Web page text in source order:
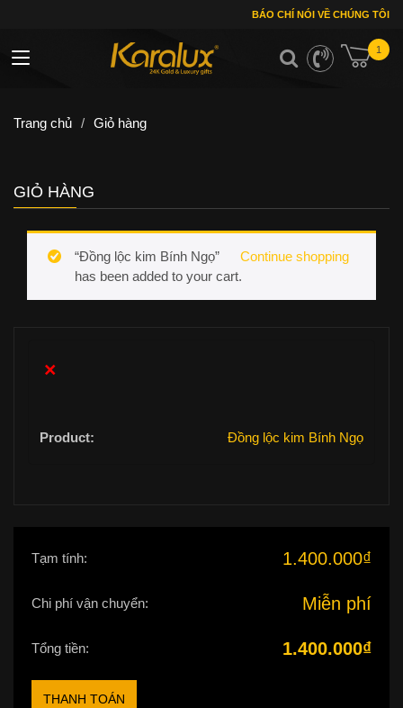
BÁO CHÍ NÓI VỀ CHÚNG TÔI
1
Toggle navigation
Trang chủ / Giỏ hàng
GIỎ HÀNG
Continue shopping
“Đồng lộc kim Bính Ngọ”
has been added to your cart.
×
Đồng lộc kim Bính Ngọ
Tạm tính: 1.400.000₫
Chi phí vận chuyển: Miễn phí
Tổng tiền: 1.400.000₫
THANH TOÁN